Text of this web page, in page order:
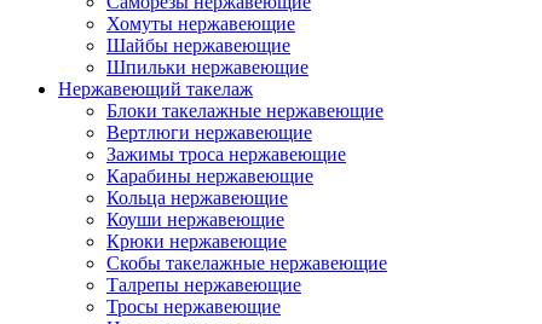
Хомуты нержавеющие
Шайбы нержавеющие
Шпильки нержавеющие
Нержавеющий такелаж
Блоки такелажные нержавеющие
Вертлюги нержавеющие
Зажимы троса нержавеющие
Карабины нержавеющие
Кольца нержавеющие
Коуши нержавеющие
Крюки нержавеющие
Скобы такелажные нержавеющие
Талрепы нержавеющие
Тросы нержавеющие